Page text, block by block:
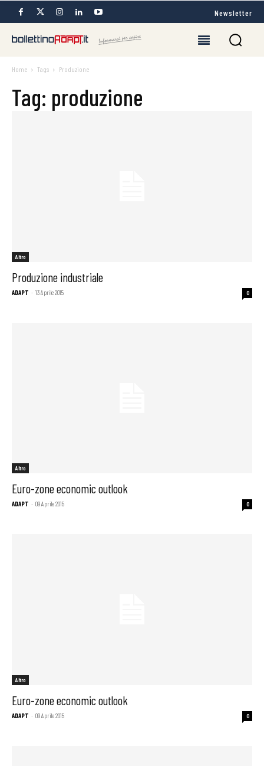
Newsletter
Home Tags Produzione
Tag: produzione
Altro
Produzione industriale
ADAPT - 13 Aprile 2015 0
Altro
Euro-zone economic outlook
ADAPT - 09 Aprile 2015 0
Altro
Euro-zone economic outlook
ADAPT - 09 Aprile 2015 0